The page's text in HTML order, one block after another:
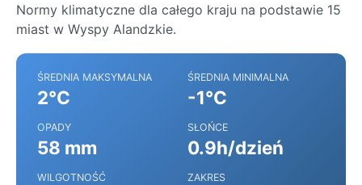
Normy klimatyczne dla całego kraju na podstawie 15
miast w Wyspy Alandzkie.
ŚREDNIA MAKSYMALNA
2°C
ŚREDNIA MINIMALNA
-1°C
OPADY
58 mm
SŁOŃCE
0.9h/dzień
WILGOTNOŚĆ ZAKRES